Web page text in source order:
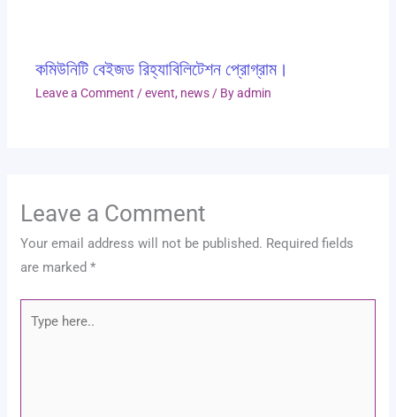
কমিউনিটি বেইজড রিহ্যাবিলিটেশন প্রোগ্রাম।
Leave a Comment /event, news / Byadmin
Leave a Comment
Your email address will not be published. Required fields
are marked*
Type